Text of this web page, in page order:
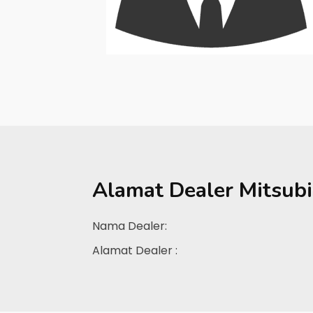
Alamat Dealer
Nama Dealer:
Alamat Dealer :